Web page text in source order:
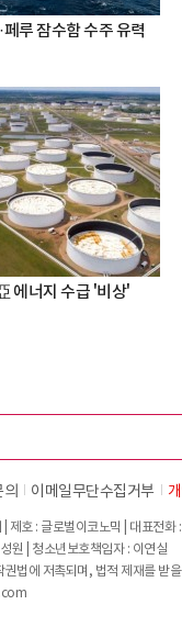
루 잠수함 수주 유력
에너지 수급 '비상'
가 타본 ‘전설의 무쏘’… “여
반전 매력”
이메일무단수집거부
제호 : 글로벌이코노믹 | 대표전
원 | 청소년보호책임자 : 이연실
법에 저촉되며, 법적 제재를 받